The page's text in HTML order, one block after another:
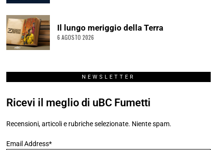
Il lungo meriggio della Terra
6 AGOSTO 2026
NEWSLETTER
Ricevi il meglio di uBC Fumetti
Recensioni, articoli e rubriche selezionate. Niente spam.
Email Address*